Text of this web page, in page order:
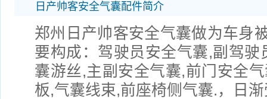
日产帅客安全气囊配件简介
郑州日产帅客安全气囊做为车身
要构成：驾驶员安全气囊,副驾
囊游丝,主副安全气囊,前门安全
板,气囊线束,前座椅侧气囊.，日